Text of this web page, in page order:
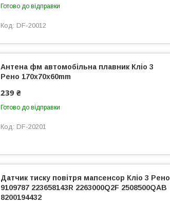
Готово до відправки
DF-20012
Антена фм автомобільна плавник Кліо 3
Рено 170х70х60mm
239 ₴
Готово до відправки
DF-20201
Датчик тиску повітря мапсенсор Кліо 3 Рено
9109787 223658143R 2263000Q2F 2508500QAB
8200194432